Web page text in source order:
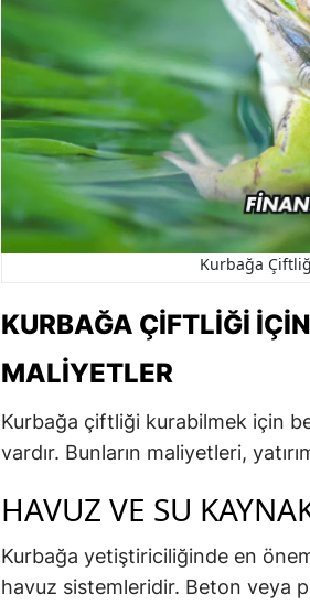
Kurbağa
KURBAĞA ÇIFTLIĞI
MALIYETLER
Kurbağa çiftliği kurabilmek için
vardır. Bunların maliyetleri,
HAVUZ VE SU
Kurbağa yetiştiriciliğinde en
havuz sistemleridir. Beton veya